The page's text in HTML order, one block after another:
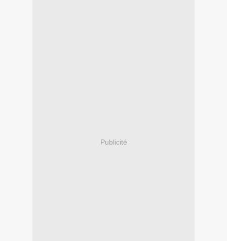
Publicité